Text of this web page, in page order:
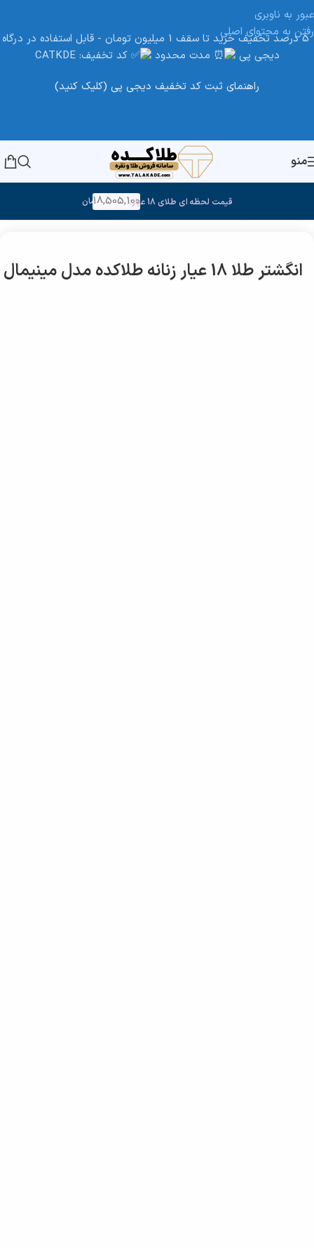
عبور به ناوبری
رفتن به محتوای اصلی
5 درصد تخفیف خرید تا سقف 1 میلیون تومان - قابل استفاده در درگاه
دیجی پی
مدت محدود
کد تخفیف: CATKDE
راهنمای ثبت کد تخفیف دیجی پی (کلیک کنید)
منو
تومان18,505,100 قیمت لحظه ای طلای 18 عیار:
انگشتر طلا 18 عیار زنانه طلاکده مدل مینیمال کد 804